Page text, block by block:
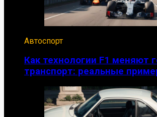
Автоспорт
Как технологии F1 меняют
транспорт: реальные